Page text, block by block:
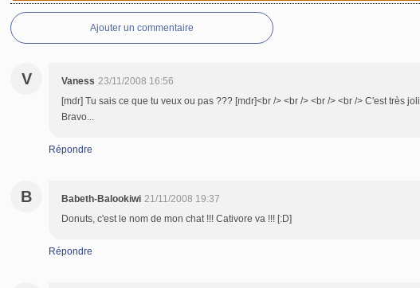
Ajouter un commentaire
V Vaness 23/11/2008 16:56
[mdr] Tu sais ce que tu veux ou pas ??? [mdr]<br /> <br /> <br /> <br /> C'est très
Bravo...
Répondre
B Babeth-Balookiwi 21/11/2008 19:37
Donuts, c'est le nom de mon chat !!! Cativore va !!! [:D]
Répondre